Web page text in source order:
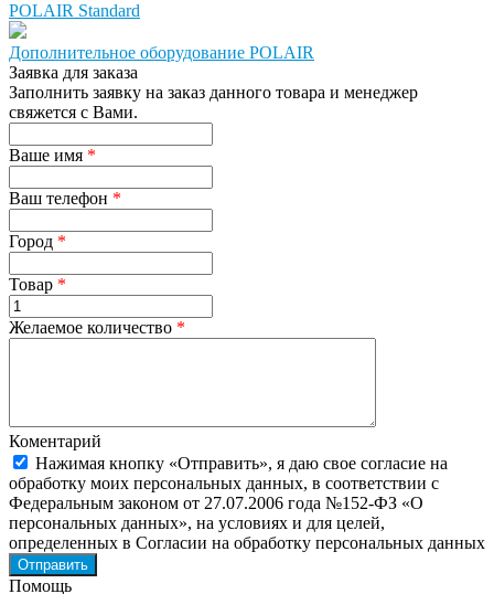
POLAIR Standard
Дополнительное оборудование POLAIR
Заявка для заказа
Заполнить заявку на заказ данного товара и менеджер
свяжется с Вами.
Ваше имя *
Ваш телефон *
Город *
Товар *
Желаемое количество *
Коментарий
Нажимая кнопку «Отправить», я даю свое согласие на
обработку моих персональных данных, в соответствии с
Федеральным законом от 27.07.2006 года №152-ФЗ «О
персональных данных», на условиях и для целей,
определенных в Согласии на обработку персональных данных
Помощь